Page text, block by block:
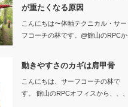
が重たくなる原因
こんにちは〜体軸テクニカル・サー
フコーチの林です。@館山のRPCか
動きやすさのカギは肩甲骨
こんにちは、サーフコーチの林で
す。 館山のRPCオフィスから、、、